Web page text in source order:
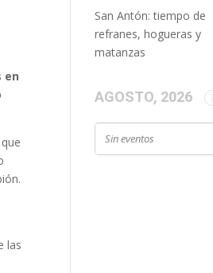
en
las
San Antón: tiempo de
refranes, hogueras y
matanzas
AGOSTO, 2026
Sin eventos